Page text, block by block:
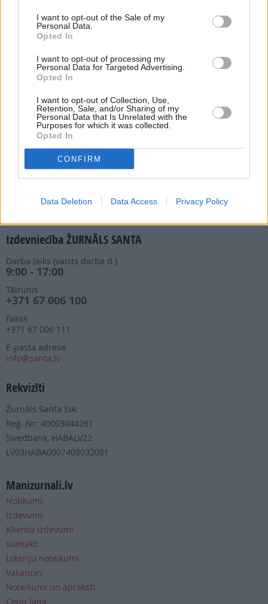
I want to opt-out of the Sale of my
Personal Data.
Opted In
I want to opt-out of processing my
Personal Data for Targeted Advertising.
Opted In
I want to opt-out of Collection, Use,
Retention, Sale, and/or Sharing of my
Personal Data that Is Unrelated with the
Purposes for which it was collected.
Opted In
CONFIRM
Data Deletion Data Access Privacy Policy
Abonēšanas nodaļa
Darba laiks (valsts darba d.)
9:00 - 17:00
Tālrunis
+371 67 006 114
Abonementu noformēšana
manizurnali@santa.lv
abonementu pāradresēšana
Izdevniecība ŽURNĀLS SANTA
Darba laiks (valsts darba d.)
9:00 - 17:00
Tālrunis
+371 67 006 100
Fakss
+371 67 006 111
E-pasta adrese
info@santa.lv
Rekvizīti
Žurnāls Santa SIA
Reģ. Nr: 40003044261
Swedbank, HABALV22
LV03HABA0007408032081
Manizurnali.lv
Notikumi
Izdevumi
Klientu izdevumi
Kontakti
Loteriju noteikumi
Vakances
Noteikumi un apraksti
Cenu lapa